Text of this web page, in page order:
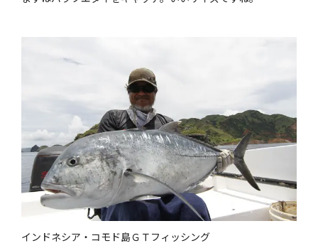
インドネシア・コモド島ＧＴフィッシング